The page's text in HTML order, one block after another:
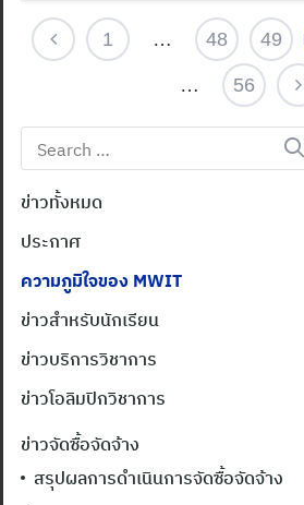
1 … 48 49
… 56
Search
for:
ข่าวทั้งหมด
ประกาศ
ความภูมิใจของ MWIT
ข่าวสำหรับนักเรียน
ข่าวบริการวิชาการ
ข่าวโอลิมปิกวิชาการ
ข่าวจัดซื้อจัดจ้าง
สรุปผลการดำเนินการจัดซื้อจัดจ้าง